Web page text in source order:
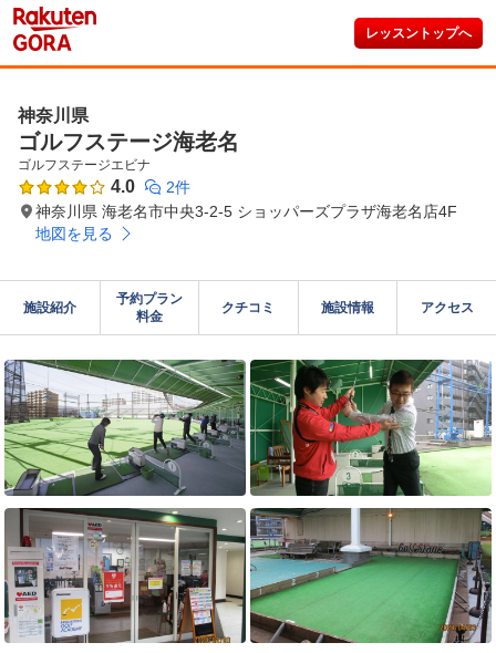
レッスントップへ
神奈川県
ゴルフステージ海老名
ゴルフステージエビナ
4.0
2件
神奈川県 海老名市中央3-2-5 ショッパーズプラザ海老名店4F
地図を見る
施設紹介
予約プラン
料金
クチコミ 施設情報 アクセス